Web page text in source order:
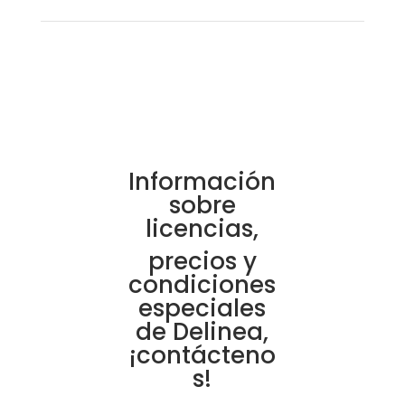
Información
sobre
licencias,
precios y
condiciones
especiales
de Delinea,
¡contácteno
s!